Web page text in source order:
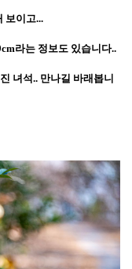
보이고...
라는 정보도 있습니다..
녀석.. 만나길 바래봅니